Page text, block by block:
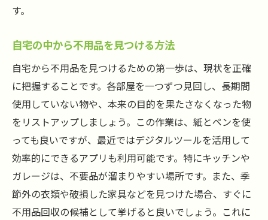
日々の生活に活かせる整理整頓術
不用品回収で得られる時間と心の余裕
不用品回収でシンプルライフを！簡単に実行す
るコツ
シンプルライフを目指すための第一歩
不用品回収を通じたストレスフリーな生活
不用品を減らすことで得る心地よさ
シンプルライフのための不用品回収のコツ
快適な暮らしを実現する整理の秘訣
す。
自宅の中から不用品を見つける方法
自宅から不用品を見つけるための第一歩は、現状を正確
に把握することです。各部屋を一つずつ見回し、長期間
使用していない物や、本来の目的を果たさなくなった物
をリストアップしましょう。この作業は、紙とペンを使
っても良いですが、最近ではデジタルツールを活用して
効率的にできるアプリも利用可能です。特にキッチンや
ガレージは、不要品が溜まりやすい場所です。また、季
節外の衣類や破損した家具などを見つけた場合、すぐに
不用品回収の候補として挙げると良いでしょう。これに